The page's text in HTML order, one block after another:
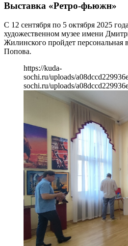
Выставка «Ретро-фьюжн»
С 12 сентября по 5 октября 2025
художественном музее имени
Жилинского пройдет персональная
Попова.
https://kuda-
sochi.ru/uploads/
sochi.ru/uploads/